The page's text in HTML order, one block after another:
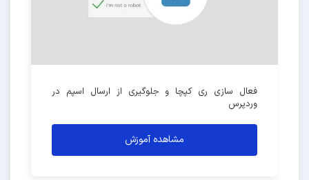
فعال سازی ری کپچا و جلوگیری از ارسال اسپم در
وردپرس
مشاهده آموزش